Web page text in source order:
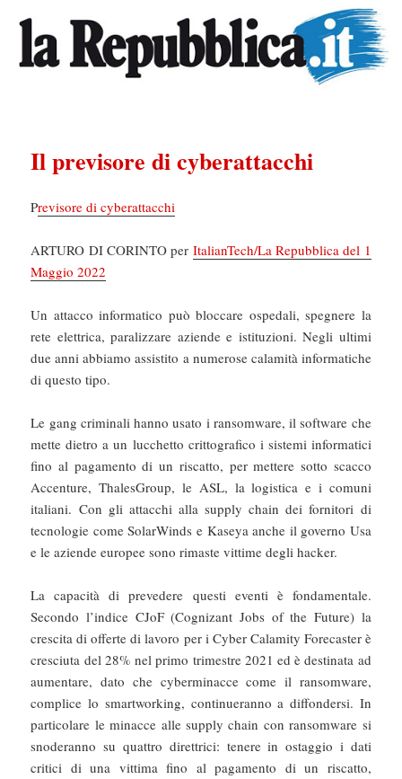
Il previsore di cyberattacchi
Previsore di cyberattacchi
ARTURO DI CORINTO per ItalianTech/La Repubblica del 1
Maggio 2022
Un attacco informatico può bloccare ospedali, spegnere la
rete elettrica, paralizzare aziende e istituzioni. Negli ultimi
due anni abbiamo assistito a numerose calamità informatiche
di questo tipo.
Le gang criminali hanno usato i ransomware, il software che
mette dietro a un lucchetto crittografico i sistemi informatici
fino al pagamento di un riscatto, per mettere sotto scacco
Accenture, ThalesGroup, le ASL, la logistica e i comuni
italiani. Con gli attacchi alla supply chain dei fornitori di
tecnologie come SolarWinds e Kaseya anche il governo Usa
e le aziende europee sono rimaste vittime degli hacker.
La capacità di prevedere questi eventi è fondamentale.
Secondo l’indice CJoF (Cognizant Jobs of the Future) la
crescita di offerte di lavoro per i Cyber Calamity Forecaster è
cresciuta del 28% nel primo trimestre 2021 ed è destinata ad
aumentare, dato che cyberminacce come il ransomware,
complice lo smartworking, continueranno a diffondersi. In
particolare le minacce alle supply chain con ransomware si
snoderanno su quattro direttrici: tenere in ostaggio i dati
critici di una vittima fino al pagamento di un riscatto,